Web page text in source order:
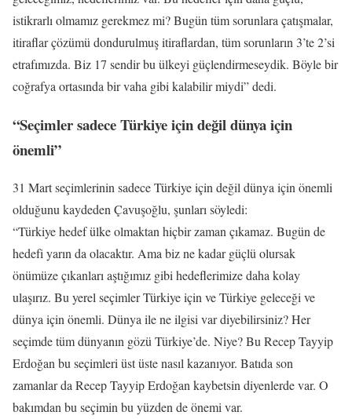
istikrarlı olmamız gerekmez mi? Bugün tüm sorunlara çatışmalar,
itiraflar çözümü dondurulmuş itiraflardan, tüm sorunların 3’te 2’si
etrafımızda. Biz 17 sendir bu ülkeyi güçlendirmeseydik. Böyle bir
coğrafya ortasında bir vaha gibi kalabilir miydi” dedi.
“Seçimler sadece Türkiye için değil dünya için
önemli”
31 Mart seçimlerinin sadece Türkiye için değil dünya için önemli
olduğunu kaydeden Çavuşoğlu, şunları söyledi:
“Türkiye hedef ülke olmaktan hiçbir zaman çıkamaz. Bugün de
hedefi yarın da olacaktır. Ama biz ne kadar güçlü olursak
önümüze çıkanları aştığımız gibi hedeflerimize daha kolay
ulaşırız. Bu yerel seçimler Türkiye için ve Türkiye geleceği ve
dünya için önemli. Dünya ile ne ilgisi var diyebilirsiniz? Her
seçimde tüm dünyanın gözü Türkiye’de. Niye? Bu Recep Tayyip
Erdoğan bu seçimleri üst üste nasıl kazanıyor. Batıda son
zamanlar da Recep Tayyip Erdoğan kaybetsin diyenlerde var. O
bakımdan bu seçimin bu yüzden de önemi var.